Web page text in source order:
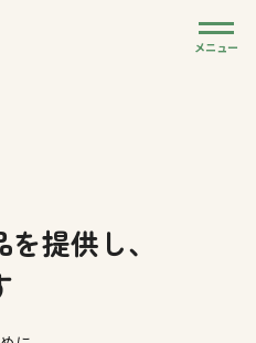
メニュー
提供し、